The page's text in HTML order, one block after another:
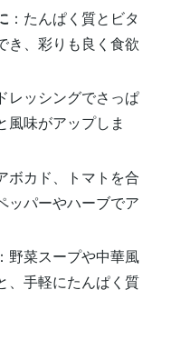
：たんぱく質とビタ
き、彩りも良く食欲
レッシングでさっぱ
風味がアップしま
ボカド、トマトを合
ッパーやハーブでア
：野菜スープや中華風
、手軽にたんぱく質